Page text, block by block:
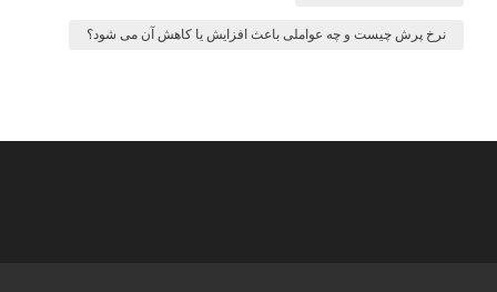
نرخ پرش چیست و چه عواملی باعث افزایش یا کاهش آن می شود؟